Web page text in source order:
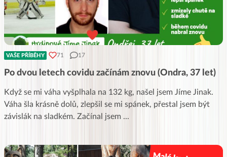
VAŠE PŘÍBĚHY 71 17
Po dvou letech covidu začínám znovu (Ondra, 37 let)
Když se mi váha vyšplhala na 132 kg, našel jsem Jíme Jinak.
Váha šla krásně dolů, zlepšil se mi spánek, přestal jsem být
závislák na sladkém. Začínal jsem ...